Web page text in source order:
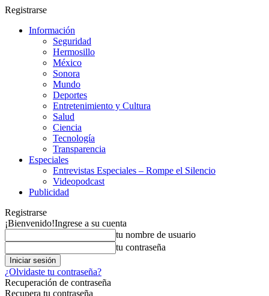
Registrarse
Información
Seguridad
Hermosillo
México
Sonora
Mundo
Deportes
Entretenimiento y Cultura
Salud
Ciencia
Tecnología
Transparencia
Especiales
Entrevistas Especiales – Rompe el Silencio
Videopodcast
Publicidad
Registrarse
¡Bienvenido!Ingrese a su cuenta
tu nombre de usuario
tu contraseña
¿Olvidaste tu contraseña?
Recuperación de contraseña
Recupera tu contraseña